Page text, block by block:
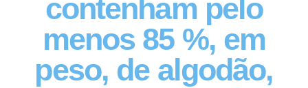
contenham pelo
menos 85 %, em
peso, de algodão,